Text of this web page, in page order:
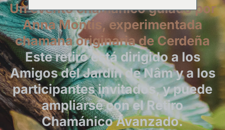
Un evento chamánico guiado por
Anna Montis, experimentada
chamana originaria de Cerdeña
Este retiro está dirigido a los
Amigos del Jardín de Nâm y a los
participantes invitados, y puede
ampliarse con el Retiro
Chamánico Avanzado.